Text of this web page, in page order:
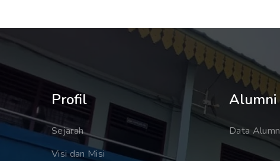
Profil
Sejarah
Visi dan Misi
Alumni
Data